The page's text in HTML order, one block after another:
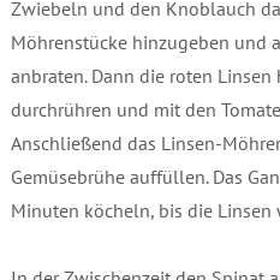
Zwiebeln und den Knoblauch
Möhrenstücke hinzugeben und
anbraten. Dann die roten
durchrühren und mit den
Anschließend das Linsen-
Gemüsebrühe auffüllen. Das
Minuten köcheln, bis die Linsen